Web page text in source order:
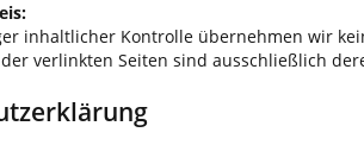
inhaltlicher Kontrolle übernehmen wir
verlinkten Seiten sind ausschließlich